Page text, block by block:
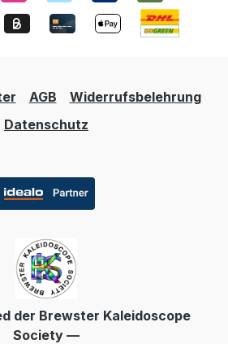
AGB
Widerrufsbelehrung
Datenschutz
der Brewster Kaleidoscope
Society —